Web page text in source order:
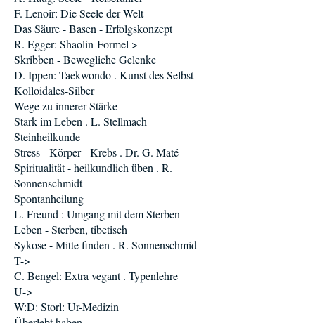
F. Lenoir: Die Seele der Welt
Das Säure - Basen - Erfolgskonzept
R. Egger: Shaolin-Formel >
Skribben - Bewegliche Gelenke
D. Ippen: Taekwondo . Kunst des Selbst
Kolloidales-Silber
Wege zu innerer Stärke
Stark im Leben . L. Stellmach
Steinheilkunde
Stress - Körper - Krebs . Dr. G. Maté
Spiritualität - heilkundlich üben . R.
Sonnenschmidt
Spontanheilung
L. Freund : Umgang mit dem Sterben
Leben - Sterben, tibetisch
Sykose - Mitte finden . R. Sonnenschmid
T->
C. Bengel: Extra vegant . Typenlehre
U->
W:D: Storl: Ur-Medizin